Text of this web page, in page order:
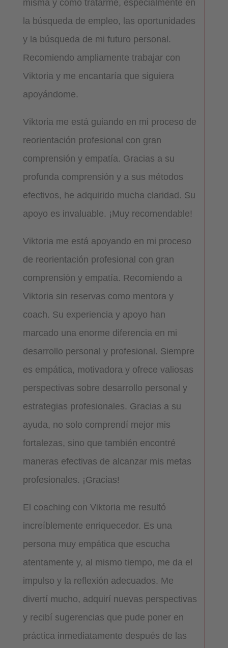
misma y cómo tratarme, especialmente en
la búsqueda de empleo, las oportunidades
y la búsqueda de mi futuro personal.
Recomiendo ampliamente trabajar con
Viktoria y me encantaría que siguiera
apoyándome.
Viktoria me está guiando en mi proceso de
reorientación profesional con gran
comprensión y empatía. Gracias a su
profunda comprensión y a sus métodos
efectivos, he adquirido mucha claridad. Su
apoyo es invaluable. ¡Muy recomendable!
Viktoria me está apoyando en mi proceso
de reorientación profesional con gran
comprensión y empatía. Recomiendo a
Viktoria sin reservas como mentora y
coach. Su experiencia y apoyo han
marcado una enorme diferencia en mi
desarrollo personal y profesional. Siempre
es empática, motivadora y ofrece valiosas
perspectivas sobre desarrollo personal y
estrategias profesionales. Gracias a su
ayuda, no solo comprendí mejor mis
fortalezas, sino que también encontré
maneras efectivas de alcanzar mis metas
profesionales. ¡Gracias!
El coaching con Viktoria me resultó
increíblemente enriquecedor. Es una
persona muy empática que escucha
atentamente y, al mismo tiempo, me da el
impulso y la reflexión adecuados. Me
divertí mucho, adquirí nuevas perspectivas
y recibí sugerencias que pude poner en
práctica inmediatamente después de las